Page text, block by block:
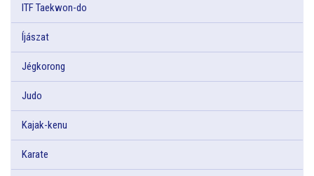
ITF Taekwon-do
Íjászat
Jégkorong
Judo
Kajak-kenu
Karate